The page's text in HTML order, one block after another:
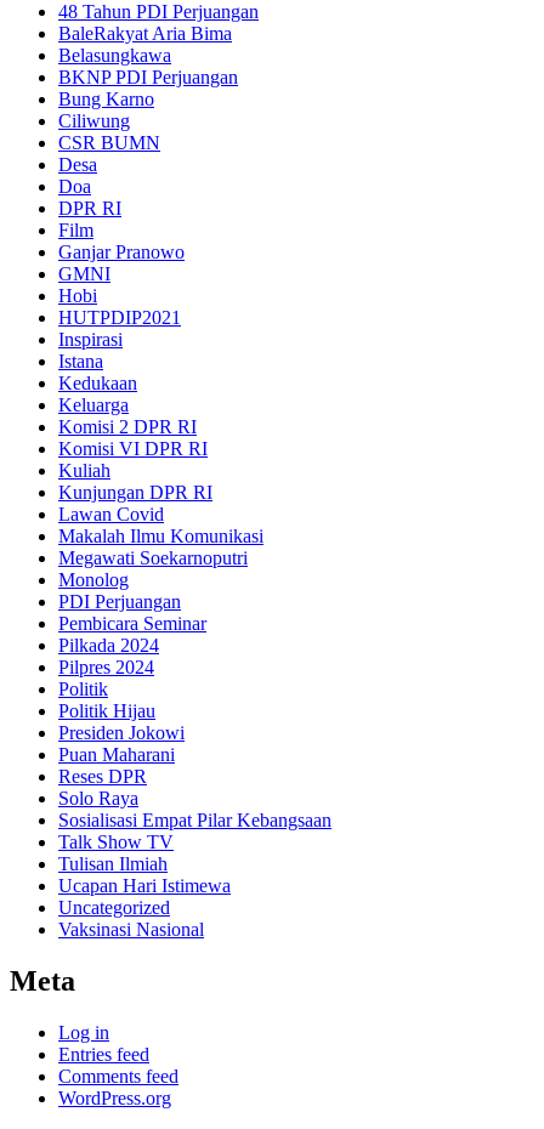
48 Tahun PDI Perjuangan
BaleRakyat Aria Bima
Belasungkawa
BKNP PDI Perjuangan
Bung Karno
Ciliwung
CSR BUMN
Desa
Doa
DPR RI
Film
Ganjar Pranowo
GMNI
Hobi
HUTPDIP2021
Inspirasi
Istana
Kedukaan
Keluarga
Komisi 2 DPR RI
Komisi VI DPR RI
Kuliah
Kunjungan DPR RI
Lawan Covid
Makalah Ilmu Komunikasi
Megawati Soekarnoputri
Monolog
PDI Perjuangan
Pembicara Seminar
Pilkada 2024
Pilpres 2024
Politik
Politik Hijau
Presiden Jokowi
Puan Maharani
Reses DPR
Solo Raya
Sosialisasi Empat Pilar Kebangsaan
Talk Show TV
Tulisan Ilmiah
Ucapan Hari Istimewa
Uncategorized
Vaksinasi Nasional
Meta
Log in
Entries feed
Comments feed
WordPress.org